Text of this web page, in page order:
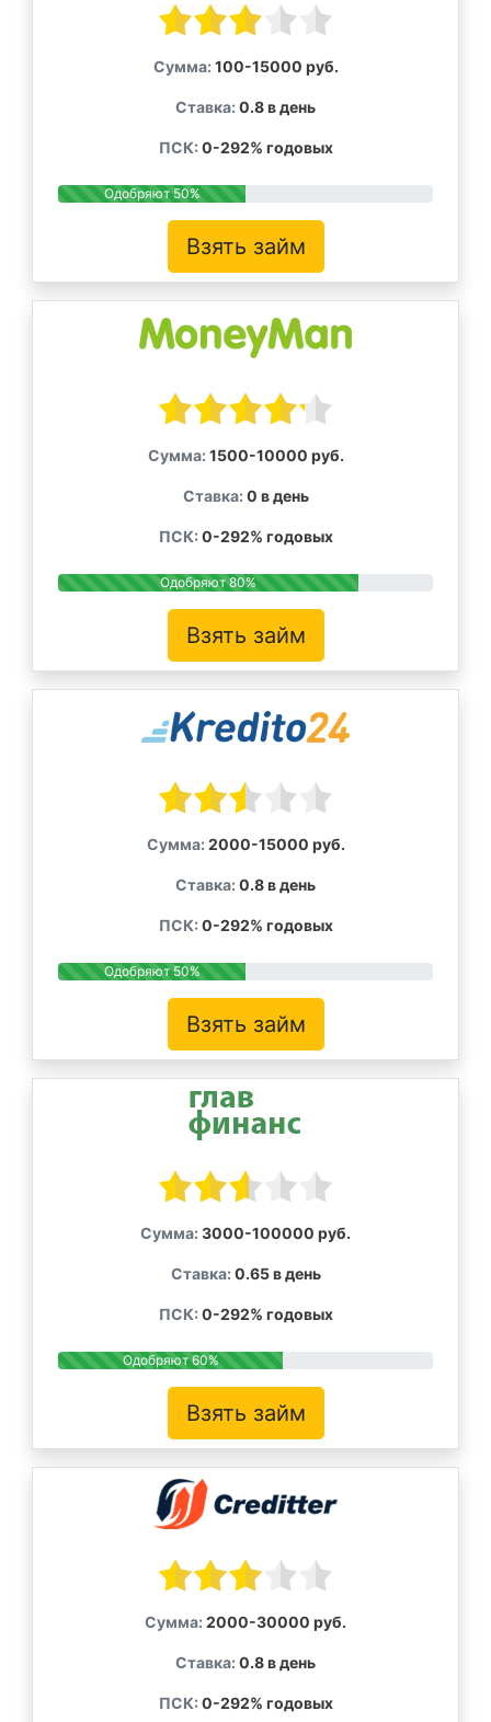
Сумма: 100-15000 руб.
Ставка: 0.8 в день
ПСК: 0-292% годовых
Одобряют 50%
Взять займ
Сумма: 1500-10000 руб.
Ставка: 0 в день
ПСК: 0-292% годовых
Одобряют 80%
Взять займ
Сумма: 2000-15000 руб.
Ставка: 0.8 в день
ПСК: 0-292% годовых
Одобряют 50%
Взять займ
Сумма: 3000-100000 руб.
Ставка: 0.65 в день
ПСК: 0-292% годовых
Одобряют 60%
Взять займ
Сумма: 2000-30000 руб.
Ставка: 0.8 в день
ПСК: 0-292% годовых